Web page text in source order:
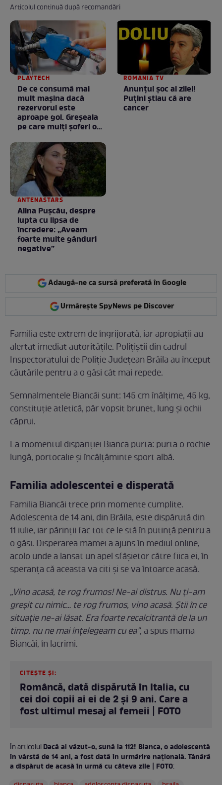
Articolul continuă după recomandări
PLAYTECH
De ce consumă mai
mult mașina dacă
rezervorul este
aproape gol. Greșeala
pe care mulți șoferi o
ROMANIA TV
Anunţul şoc al zilei!
Puţini ştiau că are
cancer
ANTENASTARS
Alina Pușcău, despre
lupta cu lipsa de
încredere: „Aveam
foarte multe gânduri
negative”
Adaugă-ne ca sursă preferată în Google
Urmărește SpyNews pe Discover
Familia este extrem de îngrijorată, iar apropiații au
alertat imediat autoritățile. Polițiștii din cadrul
Inspectoratului de Poliție Județean Brăila au început
căutările pentru a o găsi cât mai repede.
Semnalmentele Biancăi sunt: 145 cm înălțime, 45 kg,
constituție atletică, păr vopsit brunet, lung și ochii
căprui.
La momentul dispariției Bianca purta: purta o rochie
lungă, portocalie și încălțăminte sport albă.
Familia adolescentei e disperată
Familia Biancăi trece prin momente cumplite.
Adolescenta de 14 ani, din Brăila, este dispărută din
11 iulie, iar părinții fac tot ce le stă în putință pentru a
o găsi. Disperarea mamei a ajuns în mediul online,
acolo unde a lansat un apel sfâșietor către fiica ei, în
speranța că aceasta va citi și se va întoarce acasă.
„Vino acasă, te rog frumos! Ne-ai distrus. Nu ți-am
greșit cu nimic… te rog frumos, vino acasă. Știi în ce
situație ne-ai lăsat. Era foarte recalcitrantă de la un
timp, nu ne mai înțelegeam cu ea”,a spus mama
Biancăi, în lacrimi.
CITEȘTE ȘI:
Româncă, dată dispărută în Italia, cu
cei doi copii ai ei de 2 şi 9 ani. Care a
fost ultimul mesaj al femeii | FOTO
În articolulDacă ai văzut-o, sună la 112! Bianca, o adolescentă
în vârstă de 14 ani, a fost dată în urmărire națională. Tânără
a dispărut de acasă în urmă cu câteva zile | FOTO: